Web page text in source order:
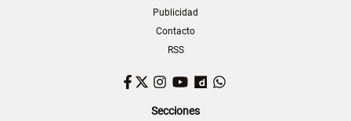
Publicidad
Contacto
RSS
Facebook
TwitterInstagram
YouTubeDailymotion
Secciones